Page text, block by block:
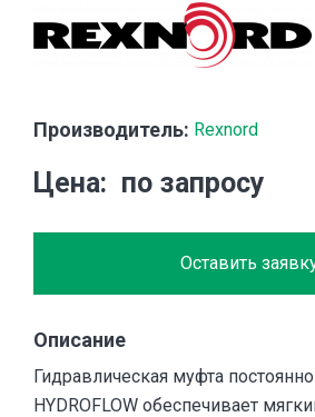
Производитель: Rexnord
Цена по запросу
Оставить
Описание
Гидравлическая муфта
HYDROFLOW обеспечивает